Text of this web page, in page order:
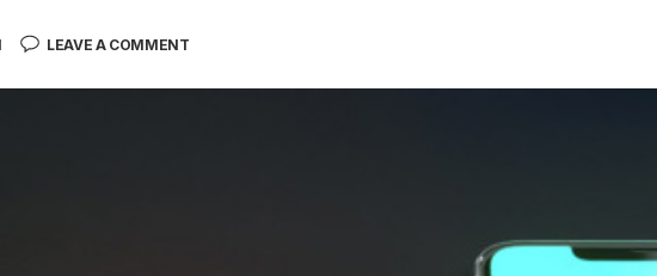
LEAVE A COMMENT